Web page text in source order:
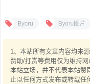
Byoru Byoru图片
1、本站所有文章内容均来
赞助/打赏等费用仅为维持
本站立场，并不代表本站赞
止以任何方式发布或转载任